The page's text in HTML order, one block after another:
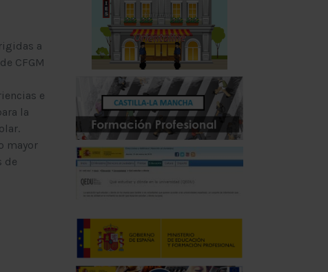
a
CFGM
e
la
mayor
de